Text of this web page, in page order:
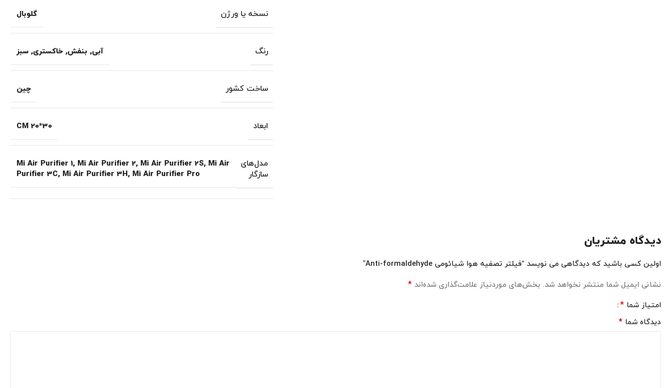
نسخه یا ورژن گلوبال
رنگ آبی, بنفش,خاکستری,سبز
ساخت کشور چین
ابعاد 30*20 CM
مدل‌های
سازگار
Mi Air Purifier 1, Mi Air Purifier 2, Mi Air Purifier 2S, Mi Air
Purifier 3C, Mi Air Purifier 3H, Mi Air Purifier Pro
دیدگاه مشتریان
اولین کسی باشید که دیدگاهی می نویسد “فیلتر تصفیه هوا شیائومی Anti-formaldehyde”
نشانی ایمیل شما منتشر نخواهد شد. بخش‌های موردنیاز علامت‌گذاری شده‌اند *
امتیاز شما *
دیدگاه شما *